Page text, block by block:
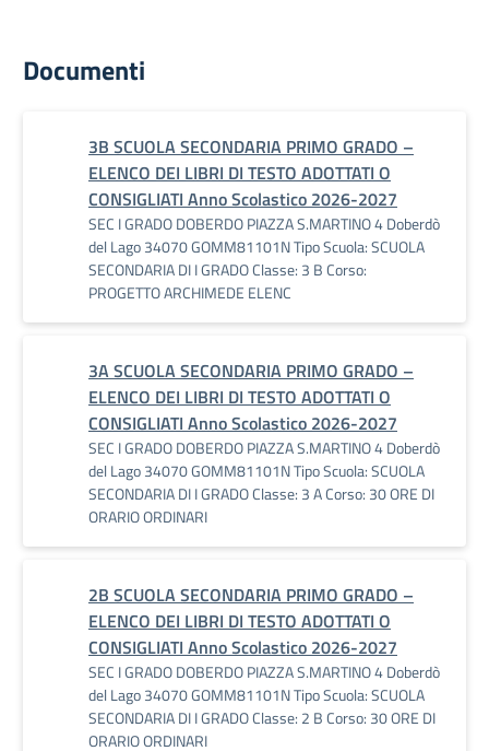
Documenti
3B SCUOLA SECONDARIA PRIMO GRADO –
ELENCO DEI LIBRI DI TESTO ADOTTATI O
CONSIGLIATI Anno Scolastico 2026-2027
SEC I GRADO DOBERDO PIAZZA S.MARTINO 4 Doberdò
del Lago 34070 GOMM81101N Tipo Scuola: SCUOLA
SECONDARIA DI I GRADO Classe: 3 B Corso:
PROGETTO ARCHIMEDE ELENC
3A SCUOLA SECONDARIA PRIMO GRADO –
ELENCO DEI LIBRI DI TESTO ADOTTATI O
CONSIGLIATI Anno Scolastico 2026-2027
SEC I GRADO DOBERDO PIAZZA S.MARTINO 4 Doberdò
del Lago 34070 GOMM81101N Tipo Scuola: SCUOLA
SECONDARIA DI I GRADO Classe: 3 A Corso: 30 ORE DI
ORARIO ORDINARI
2B SCUOLA SECONDARIA PRIMO GRADO –
ELENCO DEI LIBRI DI TESTO ADOTTATI O
CONSIGLIATI Anno Scolastico 2026-2027
SEC I GRADO DOBERDO PIAZZA S.MARTINO 4 Doberdò
del Lago 34070 GOMM81101N Tipo Scuola: SCUOLA
SECONDARIA DI I GRADO Classe: 2 B Corso: 30 ORE DI
ORARIO ORDINARI